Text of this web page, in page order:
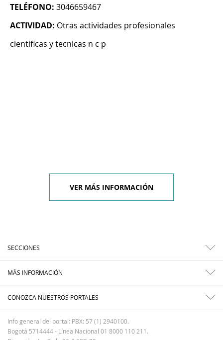
TELÉFONO: 3046659467
ACTIVIDAD: Otras actividades profesionales
cientificas y tecnicas n c p
VER MÁS INFORMACIÓN
SECCIONES
MÁS INFORMACIÓN
CONOZCA NUESTROS PORTALES
Info general del portal: PBX: 57 (1) 2940100.
Bogotá 5714444 - Línea Nacional 01 8000 110 211.